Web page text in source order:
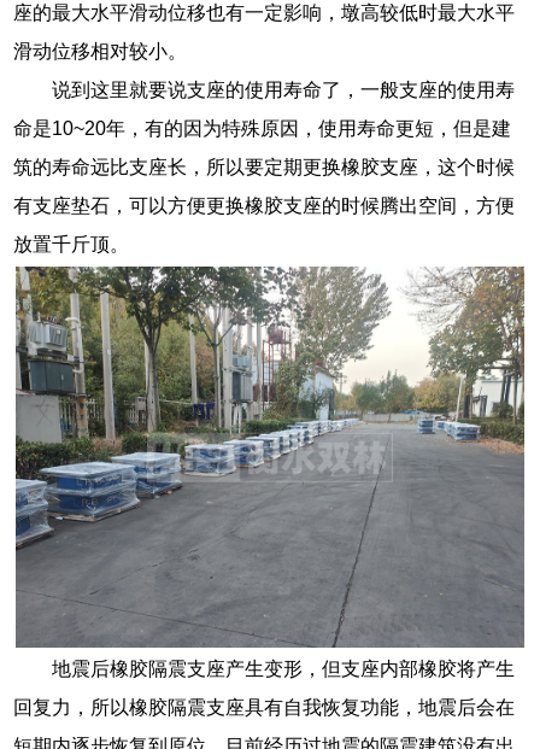
座的最大水平滑动位移也有一定影响，墩高较低时最大水平
滑动位移相对较小。
说到这里就要说支座的使用寿命了，一般支座的使用寿
命是10~20年，有的因为特殊原因，使用寿命更短，但是建
筑的寿命远比支座长，所以要定期更换橡胶支座，这个时候
有支座垫石，可以方便更换橡胶支座的时候腾出空间，方便
放置千斤顶。
地震后橡胶隔震支座产生变形，但支座内部橡胶将产生
回复力，所以橡胶隔震支座具有自我恢复功能，地震后会在